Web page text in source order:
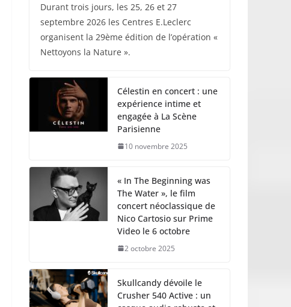
Durant trois jours, les 25, 26 et 27
septembre 2026 les Centres E.Leclerc
organisent la 29ème édition de l’opération «
Nettoyons la Nature ».
Célestin en concert : une
expérience intime et
engagée à La Scène
Parisienne
10 novembre 2025
« In The Beginning was
The Water », le film
concert néoclassique de
Nico Cartosio sur Prime
Video le 6 octobre
2 octobre 2025
Skullcandy dévoile le
Crusher 540 Active : un